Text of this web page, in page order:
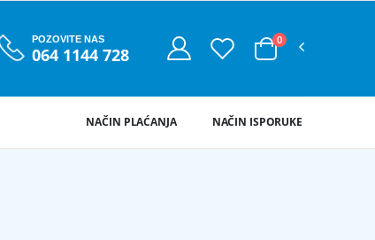
POZOVITE NAS
064 1144 728
0
NAČIN ISPORUKE
NAČIN PLAĆANJA